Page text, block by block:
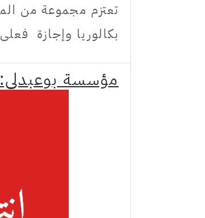
تعتزم مجموعة من
بكالوريا وإجازة
مؤسسة